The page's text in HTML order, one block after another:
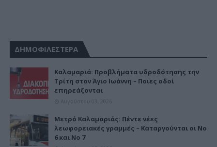
ΔΗΜΟΦΙΛΕΣΤΕΡΑ
Καλαμαριά: Προβλήματα υδροδότησης την
Τρίτη στον Άγιο Ιωάννη – Ποιες οδοί
επηρεάζονται
Μετρό Καλαμαριάς: Πέντε νέες
λεωφορειακές γραμμές – Καταργούνται οι Νο
6 και Νο 7